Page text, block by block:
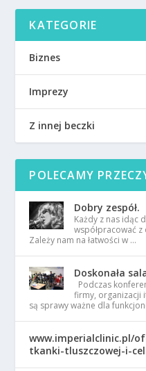
KATEGORIE
Biznes
Imprezy
Z innej beczki
POLECAMY
Dobry zespół.
Każdy z nas idąc
współpracować
Zależy nam na łatwości w …
Doskonała
Podczas
firmy, organizacji
są sprawy ważne dla
www.imperialclinic.pl/
tkanki-tluszczowej-i-